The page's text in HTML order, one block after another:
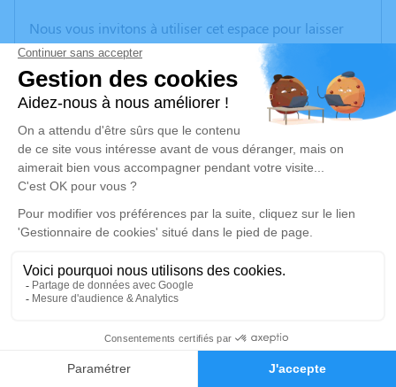
Faire-part Hommages
Nous vous invitons à utiliser cet espace pour laisser
vos condoléances, partager des photos souvenirs, une
anecdote ou exprimer vos pensées à travers des
poèmes ou des textes. Cet endroit est un lieu
d'expression dédié à honorer la mémoire de Gilbert
GONIN.
Un service de plantation d’arbre hommage est
disponible ici.
Je rends hommage
Cérémonie
Eglise Place de l'Eglise
38460 Chozeau